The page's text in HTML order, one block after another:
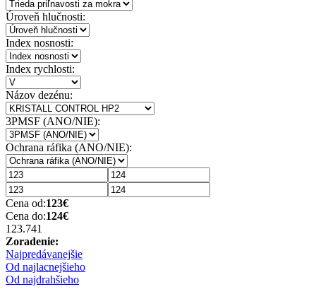
Úroveň hlučnosti:
Index nosnosti:
Index rychlosti:
Názov dezénu:
3PMSF (ANO/NIE):
Ochrana ráfika (ANO/NIE):
Cena od:123€
Cena do:124€
123.741
Zoradenie:
Najpredávanejšie
Od najlacnejšieho
Od najdrahšieho